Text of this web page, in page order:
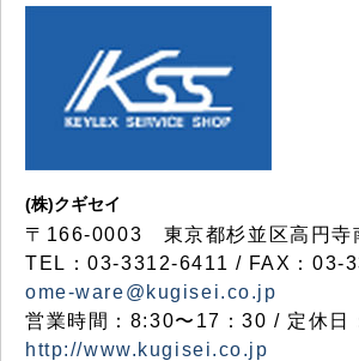
(株)クギセイ
〒166-0003 東京都杉並区高円寺
TEL：03-3312-6411 / FAX：03-
ome-ware@kugisei.co.jp
営業時間：8:30〜17：30 / 定休日
http://www.kugisei.co.jp